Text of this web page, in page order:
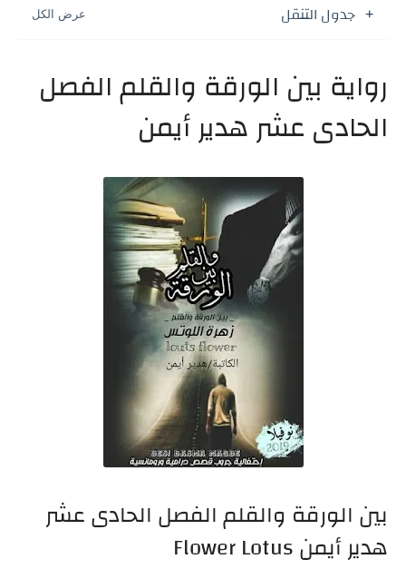
جدول التنقل
رواية بين الورقة والقلم الفصل
الحادى عشر هدير أيمن
بين الورقة والقلم الفصل الحادى عشر
هدير أيمن Flower Lotus